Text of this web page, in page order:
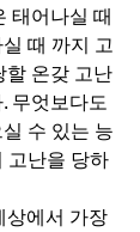
태어나실 때
때 까지 고
할 온갖 고난
무엇보다도
수 있는 능
고난을 당하
상에서 가장